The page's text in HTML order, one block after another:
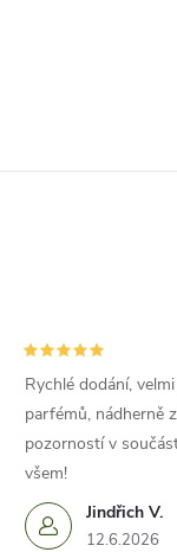
Jindřich V.
12.6.2026
Rychlé dodání,
parfémů, nádherně
pozorností v
všem!